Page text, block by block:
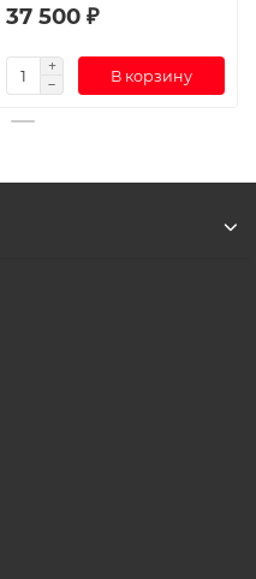
37 500 ₽
В корзину